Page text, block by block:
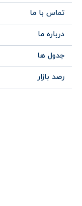
تماس با ما
درباره ما
جدول ها
رصد بازار